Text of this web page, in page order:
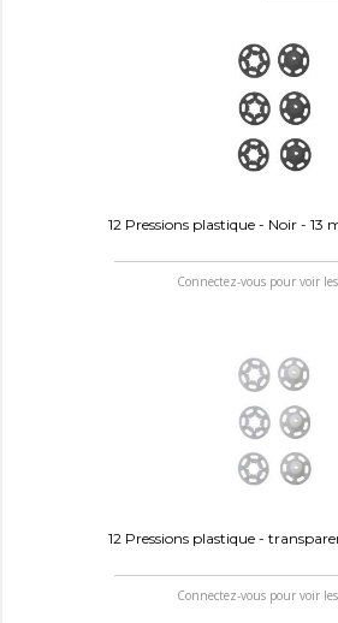
12 Pressions plastique - Noir - 13
Connectez-vous pour voir
12 Pressions plastique -
Connectez-vous pour voir